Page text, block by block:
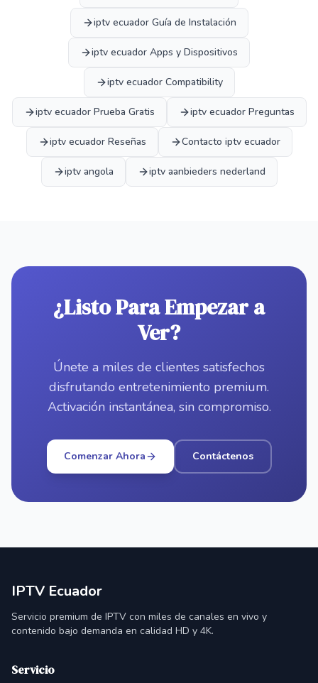
iptv ecuador Guía de Instalación
iptv ecuador Apps y Dispositivos
iptv ecuador Compatibility
iptv ecuador Prueba Gratis iptv ecuador Preguntas
iptv ecuador Reseñas Contacto iptv ecuador
iptv angola iptv aanbieders nederland
¿Listo Para Empezar a
Ver?
Únete a miles de clientes satisfechos
disfrutando entretenimiento premium.
Activación instantánea, sin compromiso.
Comenzar Ahora Contáctenos
IPTV Ecuador
Servicio premium de IPTV con miles de canales en vivo y
contenido bajo demanda en calidad HD y 4K.
Servicio